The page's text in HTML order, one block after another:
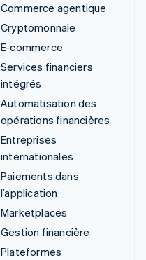
Commerce agentique
Cryptomonnaie
E-commerce
Services financiers
intégrés
Automatisation des
opérations financières
Entreprises
internationales
Paiements dans
l’application
Marketplaces
Gestion financière
Plateformes